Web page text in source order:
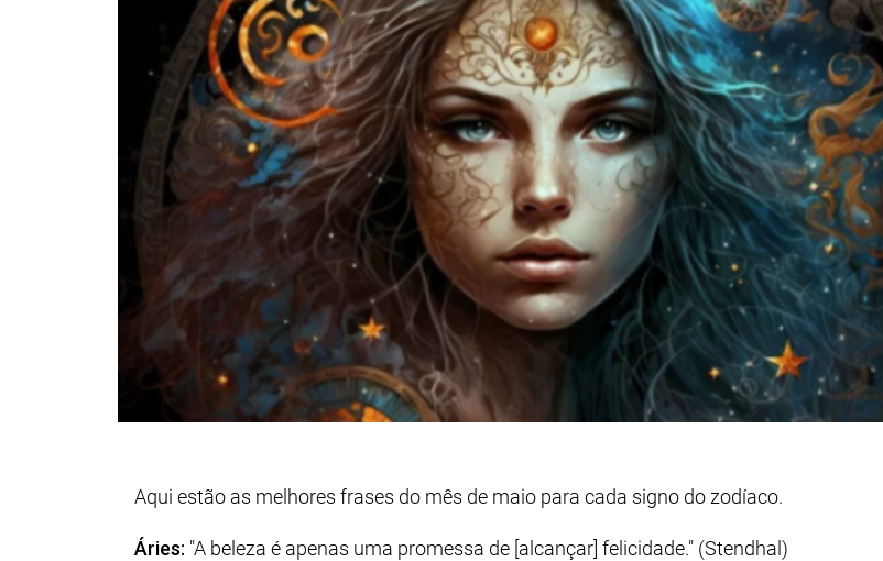
Aqui estão as melhores frases do mês de maio para cada signo do zodíaco.
Áries: "A beleza é apenas uma promessa de [alcançar] felicidade." (Stendhal)